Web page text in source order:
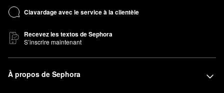
Clavardage avec le service à la clientèle
Recevez les textos de Sephora
S’inscrire maintenant
À propos de Sephora